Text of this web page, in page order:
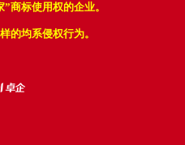
商标使用权的企业。
的均系侵权行为。